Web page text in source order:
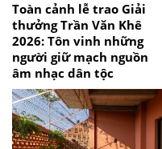
Toàn cảnh lễ trao Giải
thưởng Trần Văn Khê
2026: Tôn vinh những
người giữ mạch nguồn
âm nhạc dân tộc